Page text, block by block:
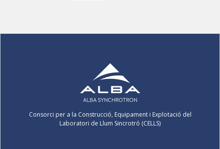
Consorci per a la Construcció, Equipament i Explotació del
Laboratori de Llum Sincrotró (CELLS)